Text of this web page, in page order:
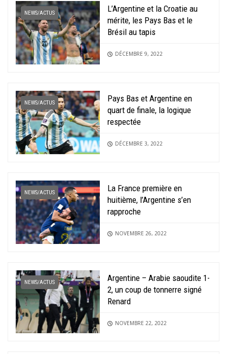
NEWS/ACTUS
L’Argentine et la Croatie au
mérite, les Pays Bas et le
Brésil au tapis
DÉCEMBRE 9, 2022
NEWS/ACTUS
Pays Bas et Argentine en
quart de finale, la logique
respectée
DÉCEMBRE 3, 2022
NEWS/ACTUS
La France première en
huitième, l’Argentine s’en
rapproche
NOVEMBRE 26, 2022
NEWS/ACTUS
Argentine – Arabie saoudite 1-
2, un coup de tonnerre signé
Renard
NOVEMBRE 22, 2022